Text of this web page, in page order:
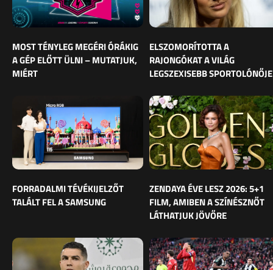
MOST TÉNYLEG MEGÉRI ÓRÁKIG
A GÉP ELŐTT ÜLNI – MUTATJUK,
MIÉRT
ELSZOMORÍTOTTA A
RAJONGÓKAT A VILÁG
LEGSZEXISEBB SPORTOLÓNŐJE
FORRADALMI TÉVÉKIJELZŐT
TALÁLT FEL A SAMSUNG
ZENDAYA ÉVE LESZ 2026: 5+1
FILM, AMIBEN A SZÍNÉSZNŐT
LÁTHATJUK JÖVŐRE